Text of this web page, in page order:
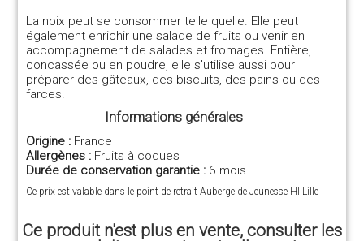
La noix peut se consommer telle quelle. Elle peut
également enrichir une salade de fruits ou venir en
accompagnement de salades et fromages. Entière,
concassée ou en poudre, elle s'utilise aussi pour
préparer des gâteaux, des biscuits, des pains ou des
farces.
Informations générales
Origine : France
Allergènes : Fruits à coques
Durée de conservation garantie : 6 mois
Ce prix est valable dans le point de retrait Auberge de Jeunesse HI Lille
Ce produit n'est plus en vente, consulter les